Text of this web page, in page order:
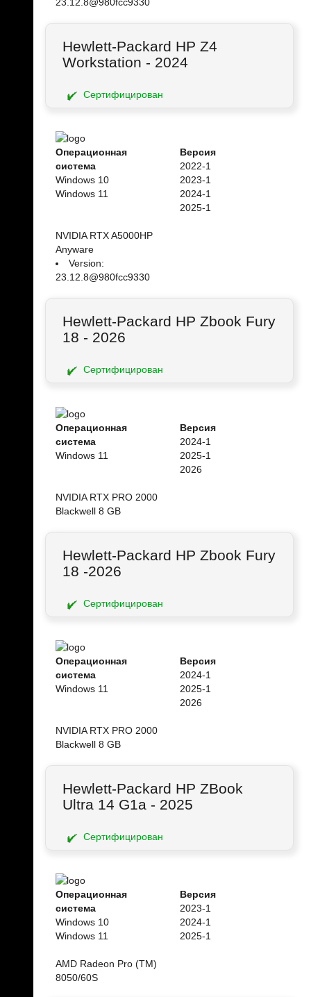
Hewlett-Packard HP Z4
Workstation - 2024
Сертифицирован
Операционная
система
Windows 10
Windows 11
Версия
2022-1
2023-1
2024-1
2025-1
NVIDIA RTX A5000HP
Anyware
Version:
23.12.8@980fcc9330
Hewlett-Packard HP Zbook Fury
18 - 2026
Сертифицирован
Операционная
система
Windows 11
Версия
2024-1
2025-1
2026
NVIDIA RTX PRO 2000
Blackwell 8 GB
Hewlett-Packard HP Zbook Fury
18 -2026
Сертифицирован
Операционная
система
Windows 11
Версия
2024-1
2025-1
2026
NVIDIA RTX PRO 2000
Blackwell 8 GB
Hewlett-Packard HP ZBook
Ultra 14 G1a - 2025
Сертифицирован
Операционная
система
Windows 10
Windows 11
Версия
2023-1
2024-1
2025-1
AMD Radeon Pro (TM)
8050/60S